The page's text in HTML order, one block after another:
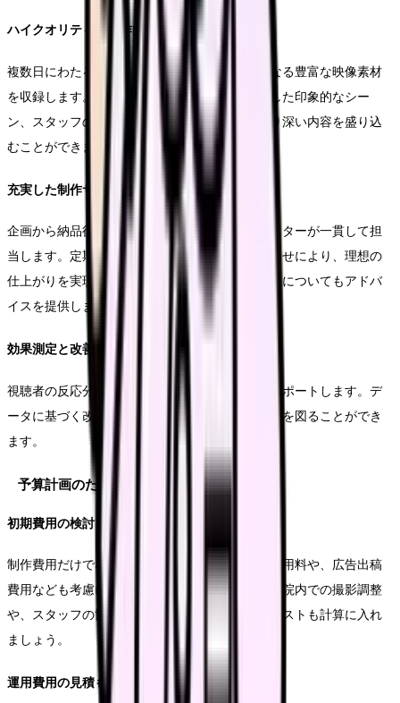
ハイクオリティな制作内容
複数日にわたる撮影により、季節や時間帯の異なる豊富な映像素材
を収録します。ドローン撮影や特殊機材を使用した印象的なシー
ン、スタッフの日常や成長ストーリーなど、より深い内容を盛り込
むことができます。
充実した制作サポート
企画から納品後のフォローまで、専任のディレクターが一貫して担
当します。定期的な進捗報告や、詳細な打ち合わせにより、理想の
仕上がりを実現します。また、完成後の活用方法についてもアドバ
イスを提供します。
効果測定と改善提案
視聴者の反応分析や、採用活動での効果測定をサポートします。デ
ータに基づく改善提案により、継続的な効果向上を図ることができ
ます。
予算計画のためのチェックポイント
初期費用の検討
制作費用だけでなく、配信プラットフォームの利用料や、広告出稿
費用なども考慮に入れる必要があります。また、院内での撮影調整
や、スタッフの協力体制構築にかかる間接的なコストも計算に入れ
ましょう。
運用費用の見積もり